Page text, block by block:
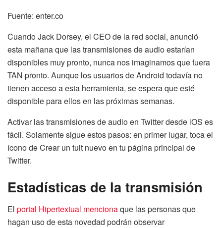
Fuente: enter.co
Cuando Jack Dorsey, el CEO de la red social, anunció
esta mañana que las transmisiones de audio estarían
disponibles muy pronto, nunca nos imaginamos que fuera
TAN pronto. Aunque los usuarios de Android todavía no
tienen acceso a esta herramienta, se espera que esté
disponible para ellos en las próximas semanas.
Activar las transmisiones de audio en Twitter desde iOS es
fácil. Solamente sigue estos pasos: en primer lugar, toca el
ícono de Crear un tuit nuevo en tu página principal de
Twitter.
Estadísticas de la transmisión
El portal Hipertextual mencionaque las personas que
hagan uso de esta novedad podrán observar